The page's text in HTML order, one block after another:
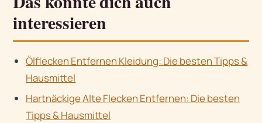
interessieren
Ölflecken Entfernen Kleidung: Die besten Tipps &
Hausmittel
Hartnäckige Alte Flecken Entfernen: Die besten
Tipps & Hausmittel